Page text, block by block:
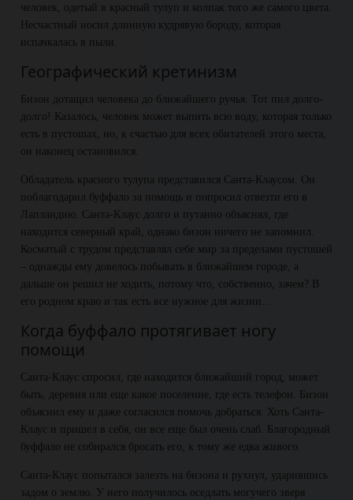
человек, одетый в красный тулуп и колпак того же самого цвета.
Несчастный носил длинную кудрявую бороду, которая
испачкалась в пыли.
Географический кретинизм
Бизон дотащил человека до ближайшего ручья. Тот пил долго-
долго! Казалось, человек может выпить всю воду, которая только
есть в пустошах, но, к счастью для всех обитателей этого места,
он наконец остановился.
Обладатель красного тулупа представился Санта-Клаусом. Он
поблагодарил буффало за помощь и попросил отвезти его в
Лапландию. Санта-Клаус долго и путанно объяснял, где
находится северный край, однако бизон ничего не запомнил.
Косматый с трудом представлял себе мир за пределами пустошей
– однажды ему довелось побывать в ближайшем городе, а
дальше он решил не ходить, потому что, собственно, зачем? В
его родном краю и так есть все нужное для жизни…
Когда буффало протягивает ногу
помощи
Санта-Клаус спросил, где находится ближайший город, может
быть, деревня или еще какое поселение, где есть телефон. Бизон
объяснил ему и даже согласился помочь добраться. Хоть Санта-
Клаус и пришел в себя, он все еще был очень слаб. Благородный
буффало не собирался бросать его, к тому же едва живого.
Санта-Клаус попытался залезть на бизона и рухнул, ударившись
задом о землю. У него получилось оседлать могучего зверя